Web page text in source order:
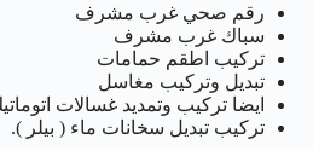
رقم صحي غرب مشرف
سباك غرب مشرف
تركيب اطقم حمامات
تبديل وتركيب مغاسل
ايضا تركيب وتمديد غسالات
تركيب تبديل سخانات ماء ( بيلر ).